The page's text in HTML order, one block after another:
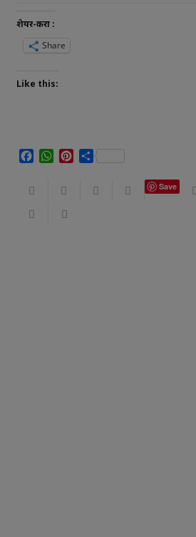
शेयर-करा :
Share
Like this:
Facebook
WhatsApp
Pinterest
Share
Save